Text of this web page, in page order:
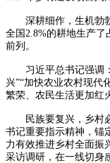
深耕细作，生机勃
全国2.8%的耕地生产了
前列。
习近平总书记强调：
兴”“加快农业农村现代
繁荣、农民生活更加红
民族要复兴，乡村必
书记重要指示精神，锚
力有效推进乡村全面振
采访调研，在一线切身